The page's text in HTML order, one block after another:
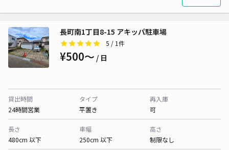
長町南1丁目8-15 アキッパ駐車場
5 / 1件
¥500〜 / 日
貸出時間
24時間営業
タイプ
平置き
再入庫
可
長さ
480cm 以下
車幅
250cm 以下
高さ
制限なし